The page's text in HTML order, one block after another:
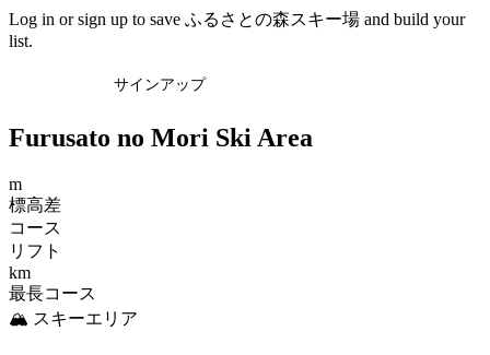
Log in or sign up to save ふるさとの森スキー場 and build your
list.
サインアップ
Furusato no Mori Ski Area
m
標高差
コース
リフト
km
最長コース
🏔️ スキーエリア